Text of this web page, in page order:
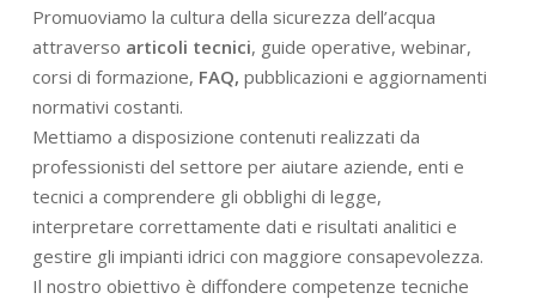
Promuoviamo la cultura della sicurezza dell’acqua
attraverso articoli tecnici, guide operative, webinar,
corsi di formazione, FAQ, pubblicazioni e aggiornamenti
normativi costanti.
Mettiamo a disposizione contenuti realizzati da
professionisti del settore per aiutare aziende, enti e
tecnici a comprendere gli obblighi di legge,
interpretare correttamente dati e risultati analitici e
gestire gli impianti idrici con maggiore consapevolezza.
Il nostro obiettivo è diffondere competenze tecniche